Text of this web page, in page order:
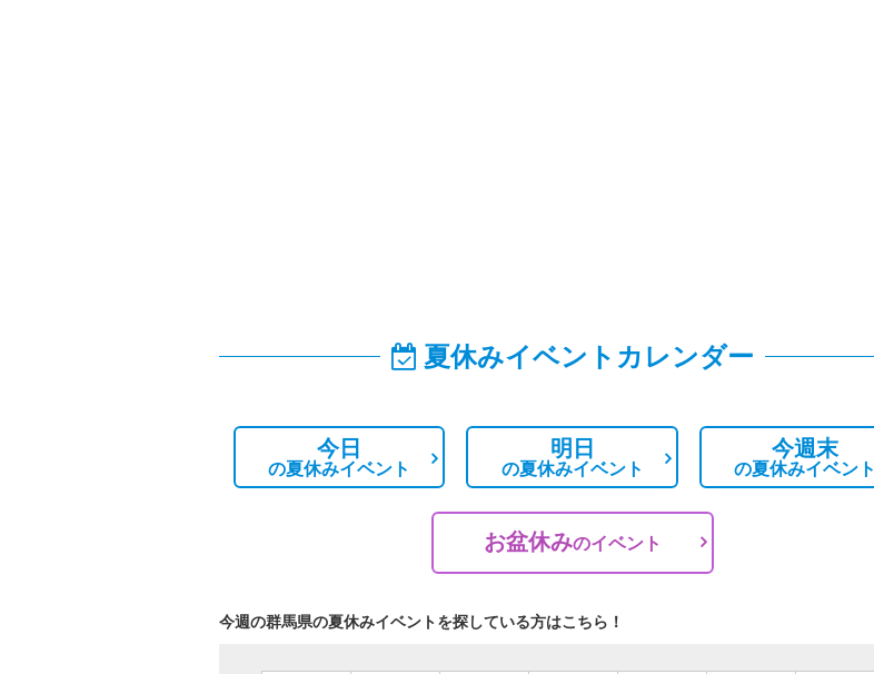
夏休みイベントカレンダー
今日
の夏休みイベント
明日
の夏休みイベント
今週末
の夏休みイベント
お盆休みのイベント
今週の群馬県の夏休みイベントを探している方はこちら！